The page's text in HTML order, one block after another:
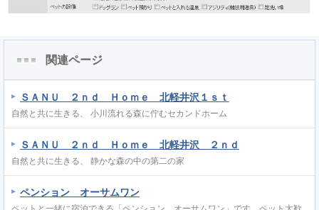
関連ページ
ＳＡＮＵ ２ｎｄ Ｈｏｍｅ 北軽井沢１ｓｔ
自然と共に生きる、 小川流れる森に佇むセカンドホーム
ＳＡＮＵ ２ｎｄ Ｈｏｍｅ 北軽井沢 ２ｎｄ
自然と共に生きる、 静かな森の中の第二の家
ペンション オーサムワン